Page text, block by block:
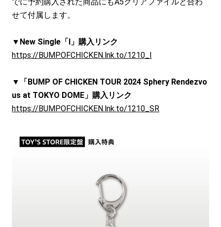
せて付属します。
▼New Single「I」購入リンク
https://BUMPOFCHICKEN.lnk.to/1210_I
▼「BUMP OF CHICKEN TOUR 2024 Sphery Rendezvo
us at TOKYO DOME」購入リンク
https://BUMPOFCHICKEN.lnk.to/1210_SR